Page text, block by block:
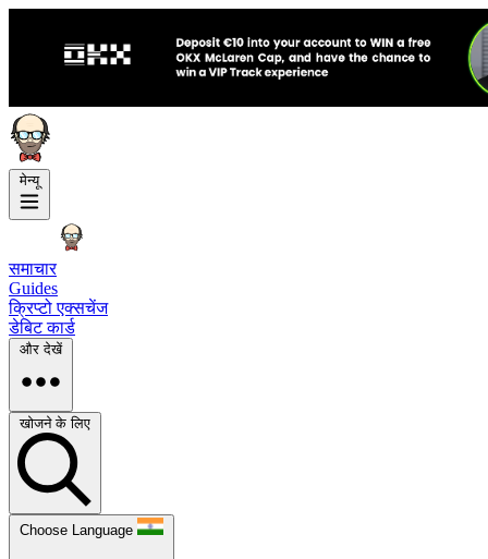
मेन्यू
समाचार
Guides
क्रिप्टो एक्सचेंज
डेबिट कार्ड
और देखें
खोजने के लिए
Choose Language